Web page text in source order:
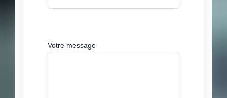
Votre message